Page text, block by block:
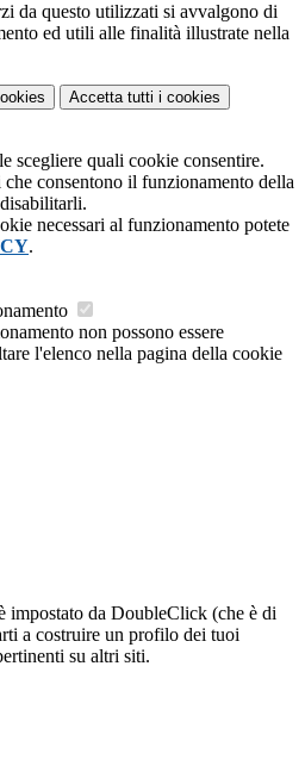
da questo utilizzati si avvalgono di
ed utili alle finalità illustrate nella
Accetta tutti i cookies
scegliere quali cookie consentire.
consentono il funzionamento della
necessari al funzionamento potete
.
non possono essere
l'elenco nella pagina della cookie
impostato da DoubleClick (che è di
a costruire un profilo dei tuoi
su altri siti.